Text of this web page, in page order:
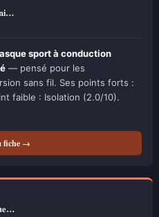
sport à conduction
— pensé pour les
sans fil. Ses points forts :
faible : Isolation (2.0/10).
fiche →